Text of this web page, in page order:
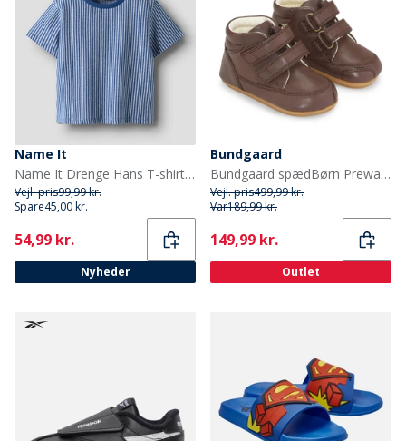
Name It
Name It Drenge Hans T-shirt Nautical Blue
Vejl. pris99,99 kr.
Spare45,00 kr.
Current
54,99 kr.
Nyheder
Bundgaard
Bundgaard spædBørn Prewalker II Strop Sko Brown Ws
Vejl. pris499,99 kr.
Var189,99 kr.
Current
149,99 kr.
Outlet